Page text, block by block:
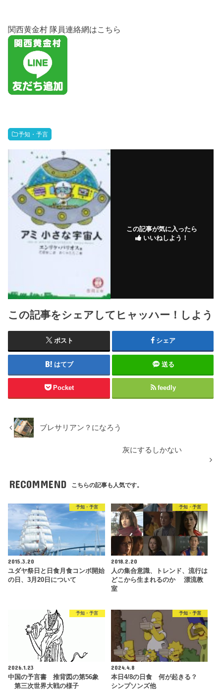
関西黄金村 隊員連絡網はこちら
予知・予言
この記事が気に入ったら
いいねしよう！
この記事をシェアしてヒャッハー！しよう
ポスト シェア
はてブ 送る
Pocket feedly
ブレサリアン？になろう
灰にするしかない
RECOMMEND こちらの記事も人気です。
予知・予言
2015.3.20
ユダヤ祭日と日食月食コンボ開始
の日、3月20日について
予知・予言
2018.2.20
人の集合意識、トレンド、流行は
どこから生まれるのか 漂流教
室
予知・予言
2026.1.23
中国の予言書 推背図の第56象
第三次世界大戦の様子
予知・予言
2024.4.8
本日4/8の日食 何が起きる？
シンプソンズ他